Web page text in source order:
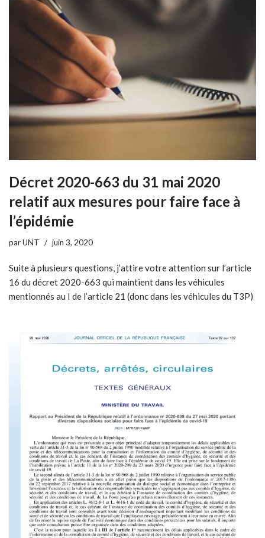
Décret 2020-663 du 31 mai 2020
relatif aux mesures pour faire face à
l’épidémie
parUNT juin 3, 2020
Suite à plusieurs questions, j’attire votre attention sur l’article
16 du décret 2020-663 qui maintient dans les véhicules
mentionnés au I de l’article 21 (donc dans les véhicules du T3P)